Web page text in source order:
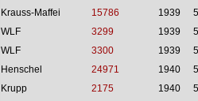
Krauss-Maffei
15786 1939
WLF
3299 1939
WLF
3300 1939
Henschel
24971 1940
Krupp
2175 1940